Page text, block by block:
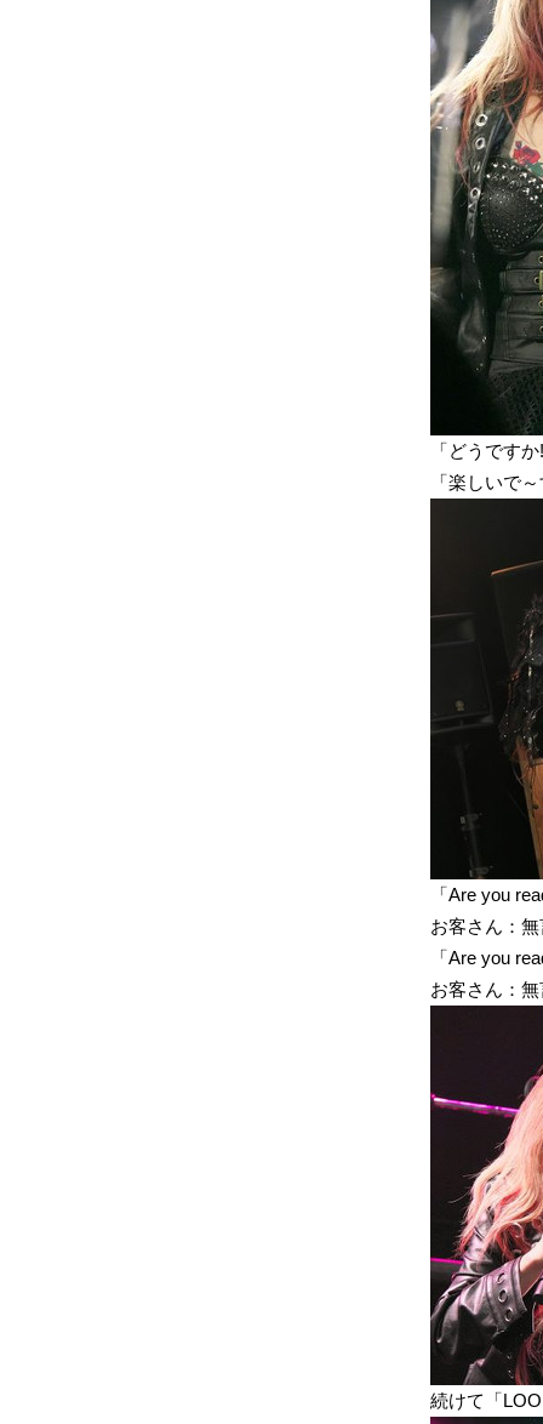
「どうです
「楽しいで
「Are you
お客さん：
「Are you
お客さん：
続けて「